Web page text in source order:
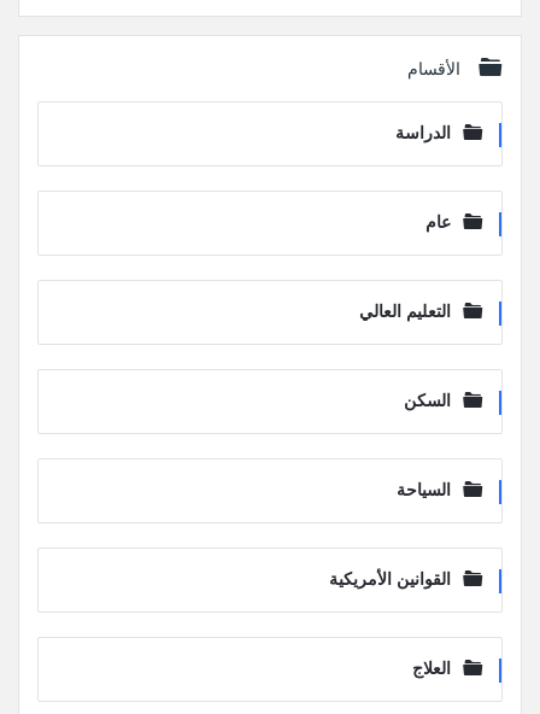
الأقسام
الدراسة
عام
التعليم العالي
السكن
السياحة
القوانين الأمريكية
العلاج